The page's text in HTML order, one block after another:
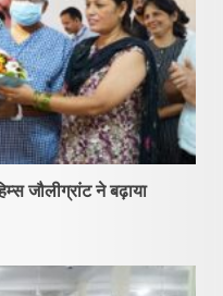
जौलीग्रांट ने बढ़ाया